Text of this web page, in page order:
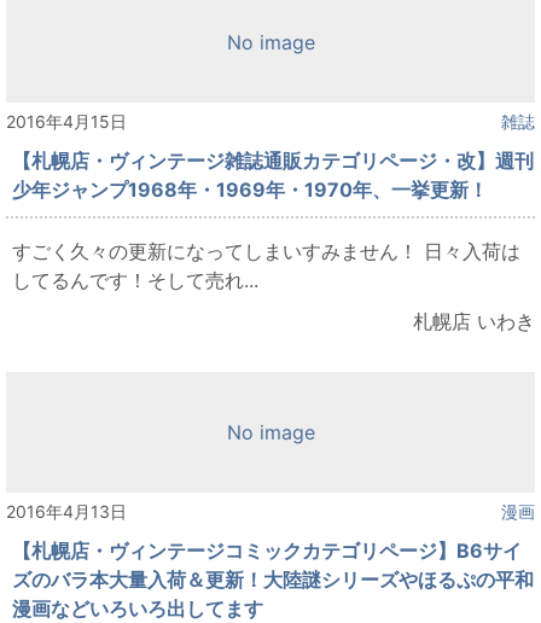
No image
2016年4月15日 雑誌
【札幌店・ヴィンテージ雑誌通販カテゴリページ・改】週刊
少年ジャンプ1968年・1969年・1970年、一挙更新！
すごく久々の更新になってしまいすみません！ 日々入荷は
してるんです！そして売れ...
札幌店 いわき
No image
2016年4月13日 漫画
【札幌店・ヴィンテージコミックカテゴリページ】B6サイ
ズのバラ本大量入荷＆更新！大陸謎シリーズやほるぷの平和
漫画などいろいろ出してます